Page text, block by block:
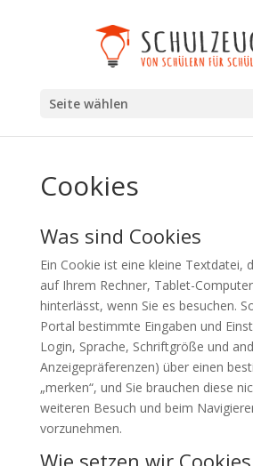
Seite wählen
Cookies
Was sind Cookies
Ein Cookie ist eine kleine Textdatei,
auf Ihrem Rechner, Tablet-
hinterlässt, wenn Sie es besuchen.
Portal bestimmte Eingaben und
Login, Sprache, Schriftgröße und
Anzeigepräferenzen) über einen
„merken“, und Sie brauchen diese
weiteren Besuch und beim
vorzunehmen.
Wie setzen wir